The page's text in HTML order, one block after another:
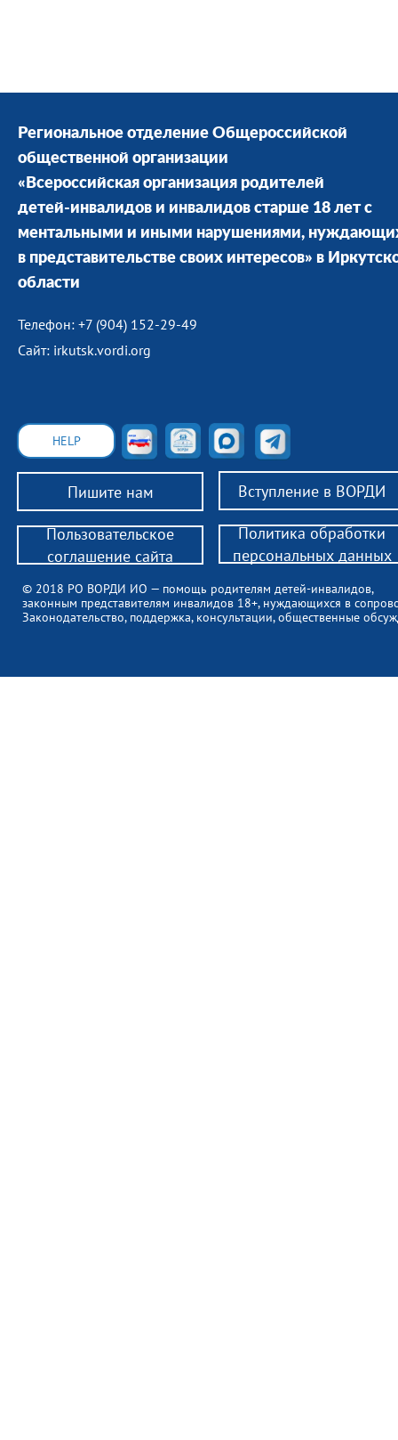
Региональное отделение Общероссийской
общественной организации
«Всероссийская организация родителей
детей-инвалидов и инвалидов старше 18 лет с
ментальными и иными нарушениями,
в представительстве своих интересов» в
области
Телефон: +7 (904) 152-29-49
Сайт: irkutsk.vordi.org
Пишите нам Вступление в ВОРДИ
© 2018 РО ВОРДИ ИО — помощь родителям детей-инвалидов,
законным представителям инвалидов 18+, нуждающихся в
Законодательство, поддержка, консультации, общественные
HELP
Пользовательское
соглашение сайта
Политика обработки
персональных данных